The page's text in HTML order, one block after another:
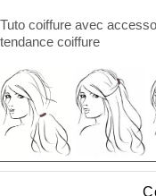
Tuto coiffure avec
tendance coiffure